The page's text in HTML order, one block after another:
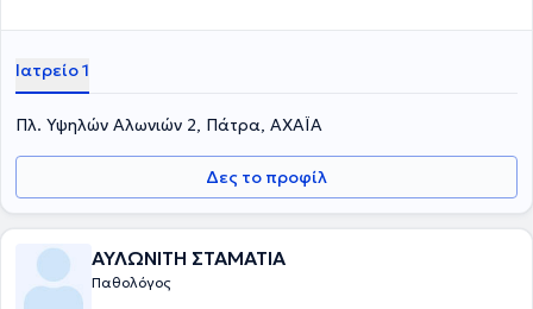
Ιατρείο 1
Πλ. Υψηλών Αλωνιών 2, Πάτρα, ΑΧΑΪΑ
Δες το προφίλ
ΑΥΛΩΝΙΤΗ ΣΤΑΜΑΤΙΑ
Παθολόγος